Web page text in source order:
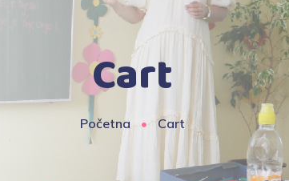
Cart
Početna Cart